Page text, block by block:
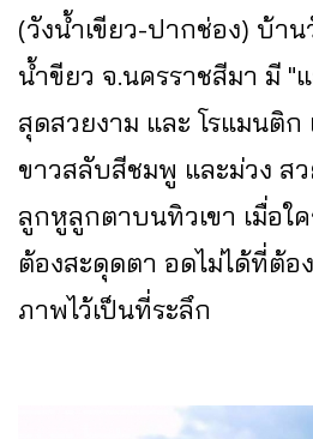
(วังน้ำเขียว-ปากช่อง) บ้าน
น้ำขียว จ.นครราชสีมา มี "
สุดสวยงาม และ โรแมนติ
ขาวสลับสีชมพู และม่วง ส
ลูกหูลูกตาบนทิวเขา เมื่อใ
ต้องสะดุดตา อดไม่ได้ที่ต้อ
ภาพไว้เป็นที่ระลึก